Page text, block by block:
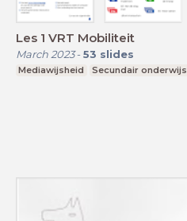
Les 1 VRT Mobiliteit
March 2023- 53 slides
Mediawijsheid Secundair onderwijs